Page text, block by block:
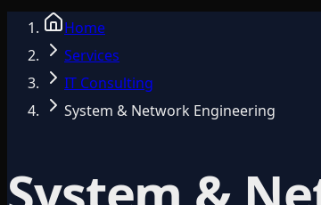
Home
Services
IT Consulting
System & Network Engineering